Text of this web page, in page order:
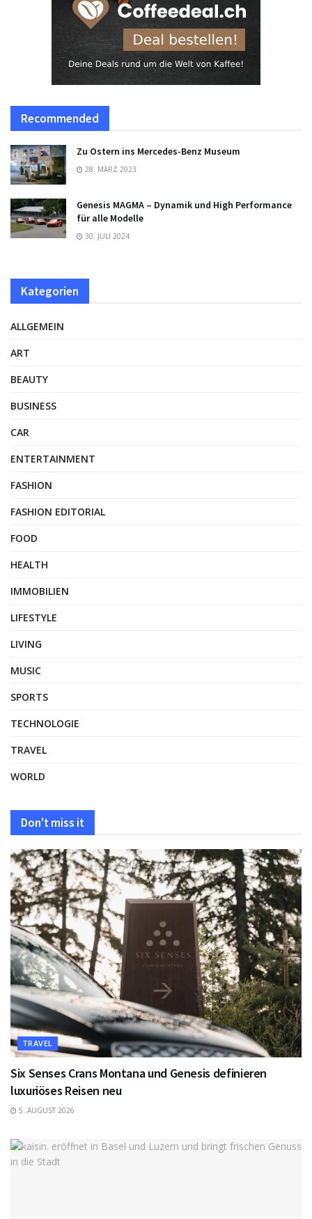
Recommended
Zu Ostern ins Mercedes-Benz Museum
28. MÄRZ 2023
Genesis MAGMA – Dynamik und High Performance
für alle Modelle
30. JULI 2024
Kategorien
ALLGEMEIN
ART
BEAUTY
BUSINESS
CAR
ENTERTAINMENT
FASHION
FASHION EDITORIAL
FOOD
HEALTH
IMMOBILIEN
LIFESTYLE
LIVING
MUSIC
SPORTS
TECHNOLOGIE
TRAVEL
WORLD
Don't miss it
TRAVEL
Six Senses Crans Montana und Genesis definieren
luxuriöses Reisen neu
5. AUGUST 2026